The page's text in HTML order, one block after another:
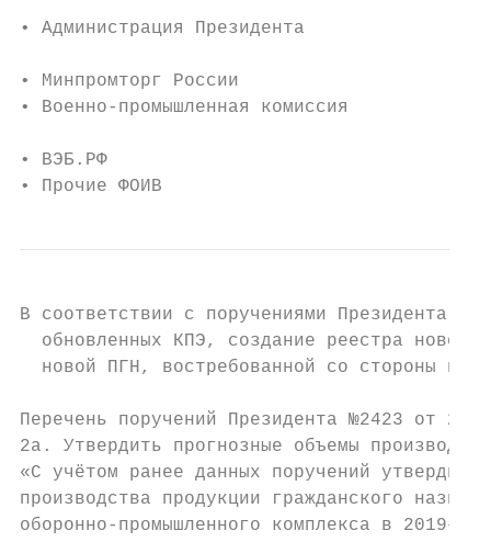
• Администрация Президента
• Минпромторг России
• Военно-промышленная
• ВЭБ.РФ
• Прочие ФОИВ
В соответствии с поручениями Президента
обновленных КПЭ, создание реестра новой
новой ПГН, востребованной со стороны
Перечень поручений Президента
2а. Утвердить прогнозные объемы
«C учётом ранее данных поручений
производства продукции гражданского
оборонно-промышленного комплекса в